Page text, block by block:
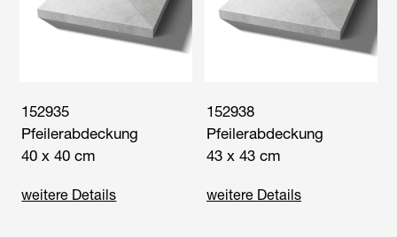
152935
Pfeilerabdeckung
40 x 40 cm
weitere Details
152938
Pfeilerabdeckung
43 x 43 cm
weitere Details